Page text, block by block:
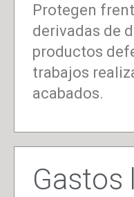
Protegen
derivadas de
productos
trabajos
acabados.
Gastos